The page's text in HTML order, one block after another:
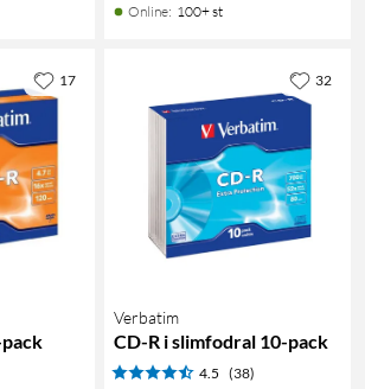
Online: 100+ st
17
Verbatim
CD-R i slimfodral 10-pack
4.5 (38)
32